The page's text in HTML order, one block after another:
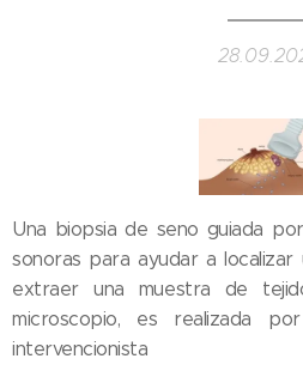
Una biopsia de seno guiada
sonoras para ayudar a
extraer una muestra de
microscopio, es realizada
intervencionista